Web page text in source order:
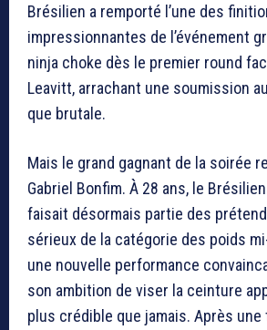
Brésilien a remporté l’une des
impressionnantes de l’événement
ninja choke dès le premier round
Leavitt, arrachant une soumission
que brutale.
Mais le grand gagnant de la soirée
Gabriel Bonfim. À 28 ans, le
faisait désormais partie des
sérieux de la catégorie des poids
une nouvelle performance
son ambition de viser la ceinture
plus crédible que jamais. Après une